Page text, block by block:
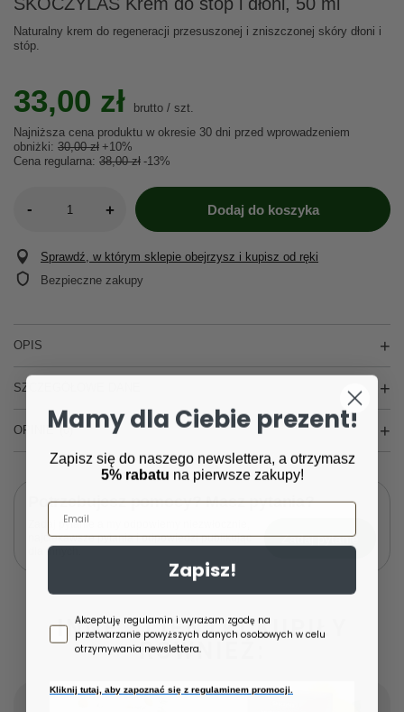
Naturalny krem do regeneracji przesuszonej i zniszczonej skóry dłoni i
stóp.
33,00 zł brutto / szt.
Najniższa cena produktu w okresie 30 dni przed wprowadzeniem
obniżki: 30,00 zł +10%
Cena regularna: 38,00 zł -13%
- + Dodaj do koszyka
Sprawdź, w którym sklepie obejrzysz i kupisz od ręki
Bezpieczne zakupy
OPIS
SZCZEGÓŁOWE DANE
OPINIE (0)
Potrzebujesz pomocy? Masz pytania?
Zadaj pytanie a my odpowiemy niezwłocznie,
najciekawsze pytania i odpowiedzi publikując
dla innych.
Zadaj pytanie
INNE KLIENTKI KUPIŁY
RÓWNIEŻ:
Mamy dla Ciebie prezent!
Zapisz się do naszego newslettera, a otrzymasz
5% rabatu na pierwsze zakupy!
Email
Zapisz!
Zgoda newsletter
Akceptuję regulamin i wyrażam zgodę na
przetwarzanie powyższych danych osobowych w celu
otrzymywania newslettera.
Kliknij tutaj, aby zapoznać się z regulaminem promocji.